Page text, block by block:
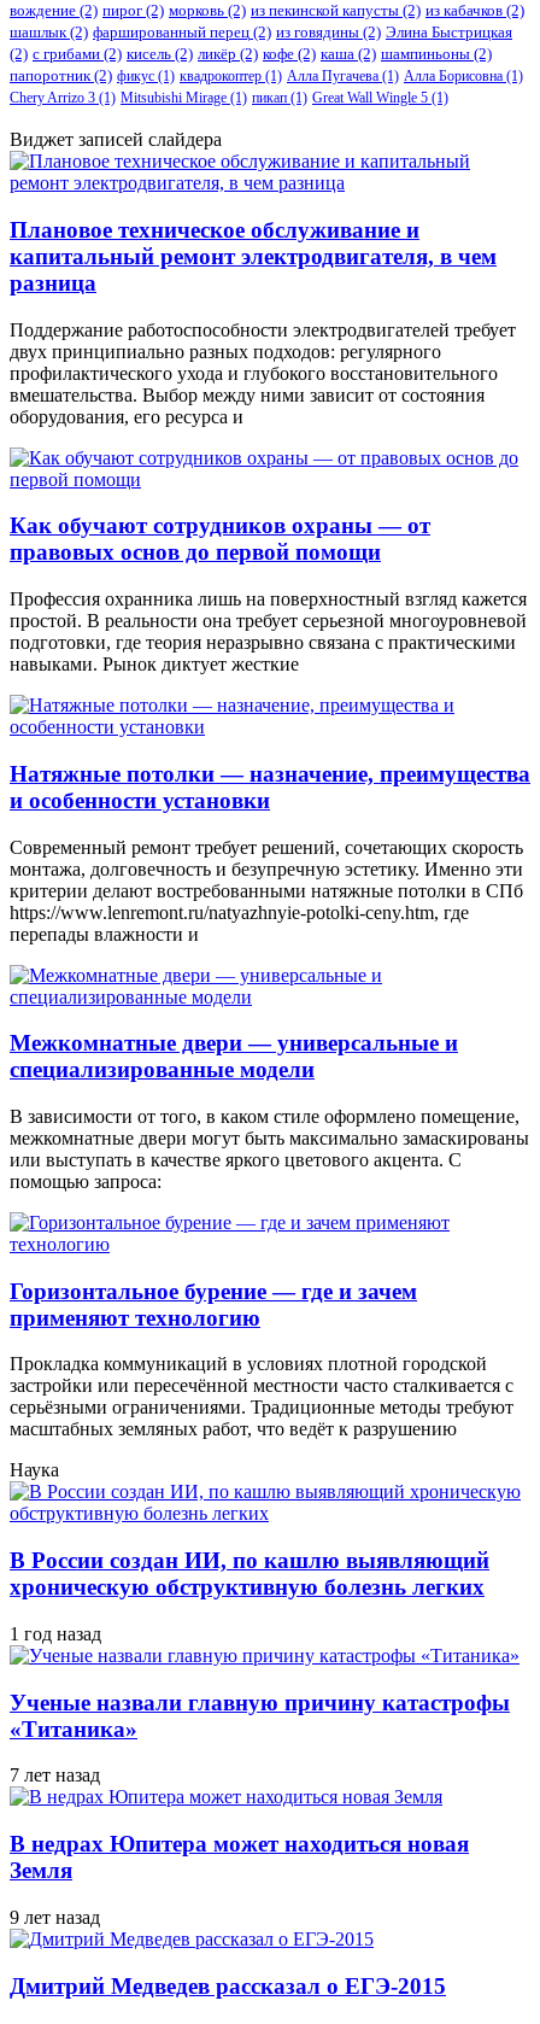
вождение (2) пирог (2) морковь (2) из пекинской капусты (2) из кабачков (2)
шашлык(2) фаршированный перец (2) из говядины (2) Элина Быстрицкая
(2) с грибами (2) кисель (2) ликёр (2) кофе (2) каша (2) шампиньоны (2)
папоротник(2) фикус (1) квадрокоптер (1) Алла Пугачева (1) Алла Борисовна (1)
Chery Arrizo 3 (1) Mitsubishi Mirage (1) пикап (1) Great Wall Wingle 5 (1)
Виджет записей слайдера
Плановое техническое обслуживание и
капитальный ремонт электродвигателя, в чем
разница
Поддержание работоспособности электродвигателей требует
двух принципиально разных подходов: регулярного
профилактического ухода и глубокого восстановительного
вмешательства. Выбор между ними зависит от состояния
оборудования, его ресурса и
Как обучают сотрудников охраны — от
правовых основ до первой помощи
Профессия охранника лишь на поверхностный взгляд кажется
простой. В реальности она требует серьезной многоуровневой
подготовки, где теория неразрывно связана с практическими
навыками. Рынок диктует жесткие
Натяжные потолки — назначение, преимущества
и особенности установки
Современный ремонт требует решений, сочетающих скорость
монтажа, долговечность и безупречную эстетику. Именно эти
критерии делают востребованными натяжные потолки в СПб
https://www.lenremont.ru/natyazhnyie-potolki-ceny.htm, где
перепады влажности и
Межкомнатные двери — универсальные и
специализированные модели
В зависимости от того, в каком стиле оформлено помещение,
межкомнатные двери могут быть максимально замаскированы
или выступать в качестве яркого цветового акцента. С
помощью запроса:
Горизонтальное бурение — где и зачем
применяют технологию
Прокладка коммуникаций в условиях плотной городской
застройки или пересечённой местности часто сталкивается с
серьёзными ограничениями. Традиционные методы требуют
масштабных земляных работ, что ведёт к разрушению
Наука
В России создан ИИ, по кашлю выявляющий
хроническую обструктивную болезнь легких
1 год назад
Ученые назвали главную причину катастрофы
«Титаника»
7 лет назад
В недрах Юпитера может находиться новая
Земля
9 лет назад
Дмитрий Медведев рассказал о ЕГЭ-2015